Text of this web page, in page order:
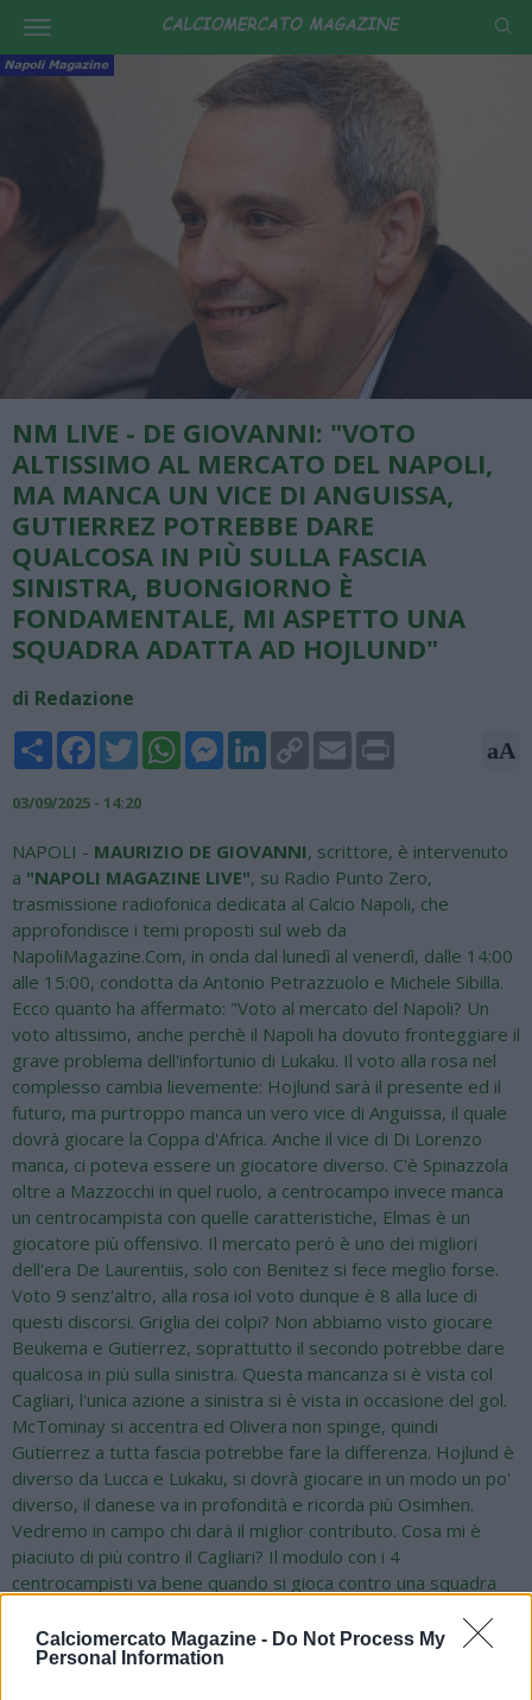
Calciomercato Magazine - Do Not Process My
Personal Information
NM LIVE - DE GIOVANNI: "VOTO
ALTISSIMO AL MERCATO DEL NAPOLI,
MA MANCA UN VICE DI ANGUISSA,
GUTIERREZ POTREBBE DARE
QUALCOSA IN PIÙ SULLA FASCIA
SINISTRA, BUONGIORNO È
FONDAMENTALE, MI ASPETTO UNA
SQUADRA ADATTA AD HOJLUND"
di Redazione
Share FacebookTwitterWhatsAppMessengerLinkedInCopy
Link
Email aA
03/09/2025 - 14:20
NAPOLI - MAURIZIO DE GIOVANNI, scrittore, è intervenuto
a "NAPOLI MAGAZINE LIVE", su Radio Punto Zero,
trasmissione radiofonica dedicata al Calcio Napoli, che
approfondisce i temi proposti sul web da
NapoliMagazine.Com, in onda dal lunedì al venerdì, dalle 14:00
alle 15:00, condotta da Antonio Petrazzuolo e Michele Sibilla.
Ecco quanto ha affermato: "Voto al mercato del Napoli? Un
voto altissimo, anche perchè il Napoli ha dovuto fronteggiare il
grave problema dell'infortunio di Lukaku. Il voto alla rosa nel
complesso cambia lievemente: Hojlund sarà il presente ed il
futuro, ma purtroppo manca un vero vice di Anguissa, il quale
dovrà giocare la Coppa d'Africa. Anche il vice di Di Lorenzo
manca, ci poteva essere un giocatore diverso. C'è Spinazzola
oltre a Mazzocchi in quel ruolo, a centrocampo invece manca
un centrocampista con quelle caratteristiche, Elmas è un
giocatore più offensivo. Il mercato però è uno dei migliori
dell'era De Laurentiis, solo con Benitez si fece meglio forse.
Voto 9 senz'altro, alla rosa iol voto dunque è 8 alla luce di
questi discorsi. Griglia dei colpi? Non abbiamo visto giocare
Beukema e Gutierrez, soprattutto il secondo potrebbe dare
qualcosa in più sulla sinistra. Questa mancanza si è vista col
Cagliari, l'unica azione a sinistra si è vista in occasione del gol.
McTominay si accentra ed Olivera non spinge, quindi
Gutierrez a tutta fascia potrebbe fare la differenza. Hojlund è
diverso da Lucca e Lukaku, si dovrà giocare in un modo un po'
diverso, il danese va in profondità e ricorda più Osimhen.
Vedremo in campo chi darà il miglior contributo. Cosa mi è
piaciuto di più contro il Cagliari? Il modulo con i 4
centrocampisti va bene quando si gioca contro una squadra
giocatori che saltano l'uomo. L'ingresso di Lang ha aiutato,
perchè gli esterni portano la difesa avversaria ad allargarsi e